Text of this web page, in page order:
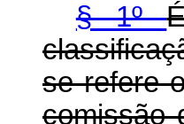
§ 1º
se refere
comissão